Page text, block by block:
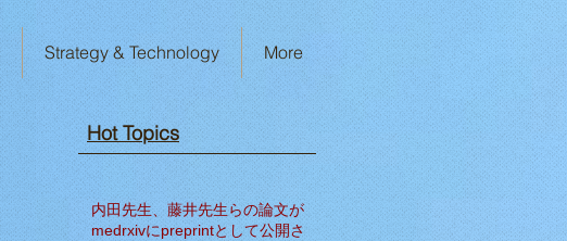
Strategy & Technology More
Hot Topics​
内田先生、藤井先生らの論文が
medrxivにpreprintとして公開さ